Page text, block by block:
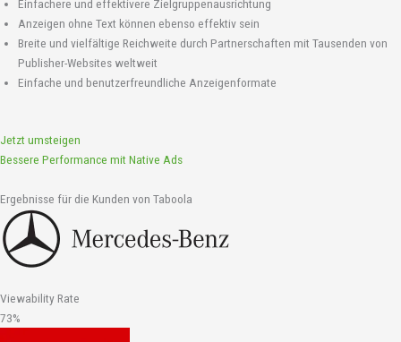
Einfachere und effektivere Zielgruppenausrichtung
Anzeigen ohne Text können ebenso effektiv sein
Breite und vielfältige Reichweite durch Partnerschaften mit Tausenden von
Publisher-Websites weltweit
Einfache und benutzerfreundliche Anzeigenformate
Jetzt umsteigen
Bessere Performance mit Native Ads
Ergebnisse für die Kunden von Taboola
Viewability Rate
73%